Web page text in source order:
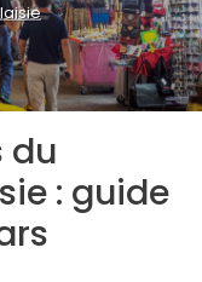
du
: guide